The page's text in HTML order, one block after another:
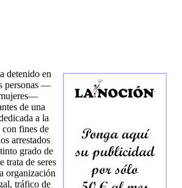
detenido en
personas —
de una
a la
con fines de
arrestados
grado de
trata de seres
organización
tráfico de